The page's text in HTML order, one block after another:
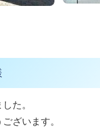
た。
ざいます。